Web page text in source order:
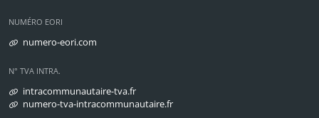
NUMÉRO EORI
numero-eori.com
N° TVA INTRA.
intracommunautaire-tva.fr
numero-tva-intracommunautaire.fr